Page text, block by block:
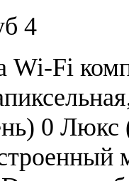
4
Wi-Fi
0 Люкс